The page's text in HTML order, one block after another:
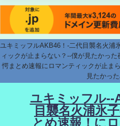
ユキミッフルAKB46！-二代目襲名火浦
ィックが止まらない？--僕が見たかっ
愕まとめ速報にロマンティックが止ま
見たかっ
ユキミッフル--
目襲名火浦氷
とめ速報！に